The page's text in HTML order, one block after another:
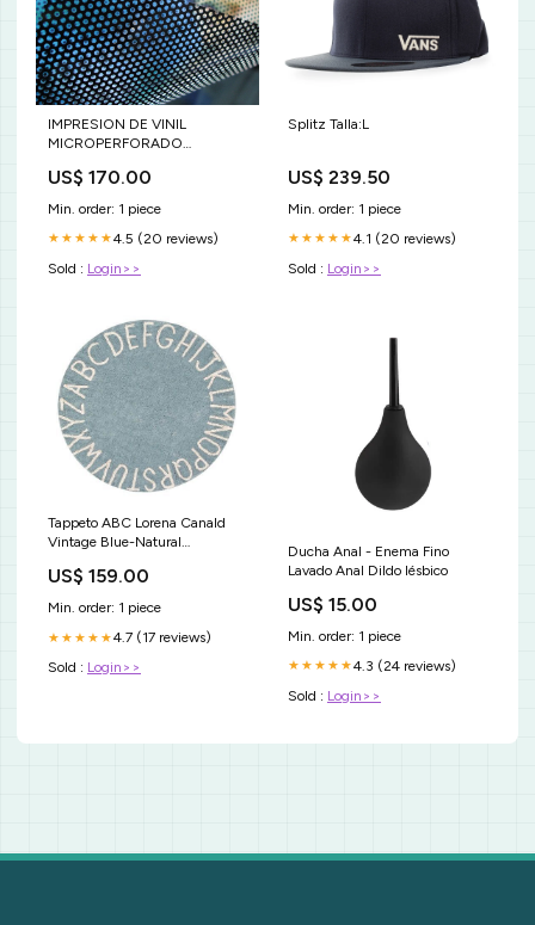
IMPRESION DE VINIL
MICROPERFORADO
laser toner
US$ 170.00
Min. order: 1 piece
★★★★★4.5 (20 reviews)
Sold : Login>>
Splitz Talla:L
US$ 239.50
Min. order: 1 piece
★★★★★4.1 (20 reviews)
Sold : Login>>
Tappeto ABC Lorena Canald
Vintage Blue-Natural
US$ 159.00
Min. order: 1 piece
★★★★★4.7 (17 reviews)
Sold : Login>>
Ducha Anal - Enema Fino
Lavado Anal Dildo lésbico
US$ 15.00
Min. order: 1 piece
★★★★★4.3 (24 reviews)
Sold : Login>>